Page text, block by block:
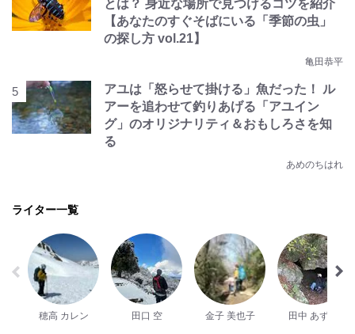
とは？ 身近な場所で見つけるコツを紹介
【あなたのすぐそばにいる「季節の虫」
の探し方 vol.21】
亀田恭平
アユは「怒らせて掛ける」魚だった！ ル
アーを追わせて釣りあげる「アユイン
グ」のオリジナリティ＆おもしろさを知
る
あめのちはれ
ライター一覧
穂高 カレン 田口 空 金子 美也子 田中 あずみ